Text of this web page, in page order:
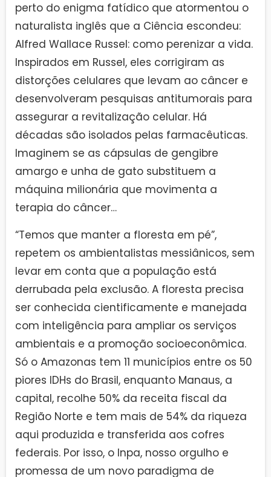
perto do enigma fatídico que atormentou o
naturalista inglês que a Ciência escondeu:
Alfred Wallace Russel: como perenizar a vida.
Inspirados em Russel, eles corrigiram as
distorções celulares que levam ao câncer e
desenvolveram pesquisas antitumorais para
assegurar a revitalização celular. Há
décadas são isolados pelas farmacêuticas.
Imaginem se as cápsulas de gengibre
amargo e unha de gato substituem a
máquina milionária que movimenta a
terapia do câncer…
“Temos que manter a floresta em pé”,
repetem os ambientalistas messiânicos, sem
levar em conta que a população está
derrubada pela exclusão. A floresta precisa
ser conhecida cientificamente e manejada
com inteligência para ampliar os serviços
ambientais e a promoção socioeconômica.
Só o Amazonas tem 11 municípios entre os 50
piores IDHs do Brasil, enquanto Manaus, a
capital, recolhe 50% da receita fiscal da
Região Norte e tem mais de 54% da riqueza
aqui produzida e transferida aos cofres
federais. Por isso, o Inpa, nosso orgulho e
promessa de um novo paradigma de